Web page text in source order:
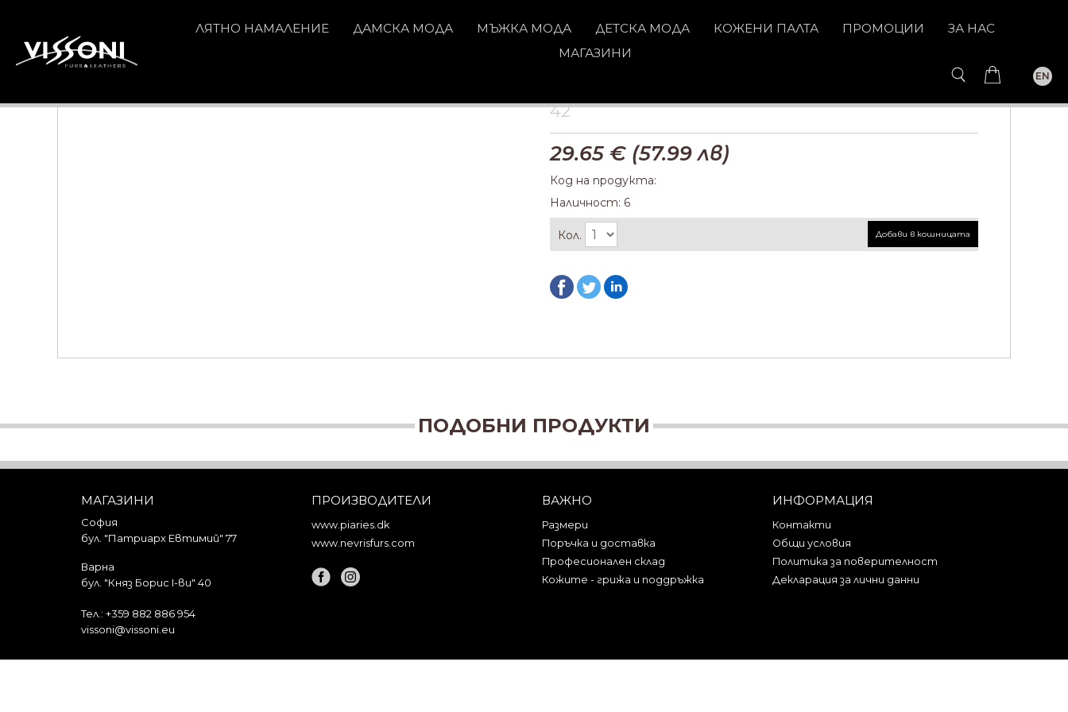
ЛЯТНО НАМАЛЕНИЕ ДАМСКА МОДА МЪЖКА МОДА ДЕТСКА МОДА КОЖЕНИ ПАЛТА ПРОМОЦИИ
ЗА НАС
МАГАЗИНИ
EN
42
29.65 € (57.99 лв)
Код на продукта:
Наличност: 6
Кол. Добави в кошницата
ПОДОБНИ ПРОДУКТИ
МАГАЗИНИ
София
бул. "Патриарх Евтимий" 77
Варна
бул. "Княз Борис I-ви" 40
Тел.: +359 882 886 954
vissoni@vissoni.eu
ПРОИЗВОДИТЕЛИ
www.piaries.dk
www.nevrisfurs.com
ВАЖНО
Размери
Поръчка и доставка
Професионален склад
Кожите - грижа и поддръжка
ИНФОРМАЦИЯ
Контакти
Общи условия
Политика за поверителност
Декларация за лични данни